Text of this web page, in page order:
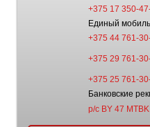
+375 17 350-
Единый
+375 44 761-
+375 29 761-
+375 25 761-
Банковские
р/с BY 47